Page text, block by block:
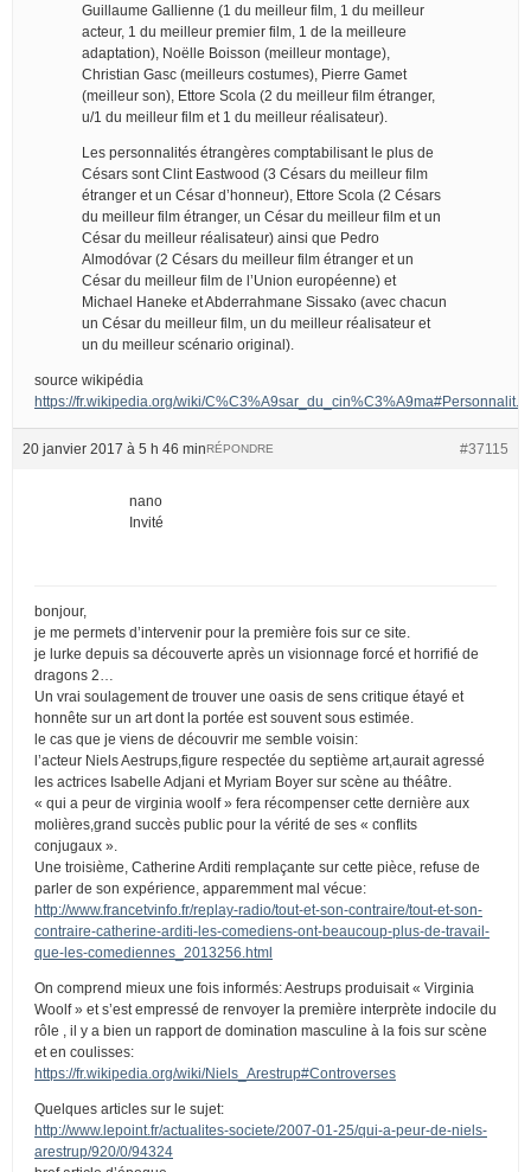
Guillaume Gallienne (1 du meilleur film, 1 du meilleur
acteur, 1 du meilleur premier film, 1 de la meilleure
adaptation), Noëlle Boisson (meilleur montage),
Christian Gasc (meilleurs costumes), Pierre Gamet
(meilleur son), Ettore Scola (2 du meilleur film étranger,
u/1 du meilleur film et 1 du meilleur réalisateur).
Les personnalités étrangères comptabilisant le plus de
Césars sont Clint Eastwood (3 Césars du meilleur film
étranger et un César d’honneur), Ettore Scola (2 Césars
du meilleur film étranger, un César du meilleur film et un
César du meilleur réalisateur) ainsi que Pedro
Almodóvar (2 Césars du meilleur film étranger et un
César du meilleur film de l’Union européenne) et
Michael Haneke et Abderrahmane Sissako (avec chacun
un César du meilleur film, un du meilleur réalisateur et
un du meilleur scénario original).
source wikipédia
https://fr.wikipedia.org/wiki/
20 janvier 2017 à 5 h 46 min #37115
RÉPONDRE
nano
Invité
bonjour,
je me permets d’intervenir pour la première fois sur ce site.
je lurke depuis sa découverte après un visionnage forcé et horrifié de
dragons 2…
Un vrai soulagement de trouver une oasis de sens critique étayé et
honnête sur un art dont la portée est souvent sous estimée.
le cas que je viens de découvrir me semble voisin:
l’acteur Niels Aestrups,figure respectée du septième art,aurait agressé
les actrices Isabelle Adjani et Myriam Boyer sur scène au théâtre.
« qui a peur de virginia woolf » fera récompenser cette dernière aux
molières,grand succès public pour la vérité de ses « conflits
conjugaux ».
Une troisième, Catherine Arditi remplaçante sur cette pièce, refuse de
parler de son expérience, apparemment mal vécue:
http://www.francetvinfo.fr/replay-radio/tout-et-son-contraire/tout-et-son-
contraire-catherine-arditi-les-comediens-ont-beaucoup-plus-de-travail-
que-les-comediennes_2013256.html
On comprend mieux une fois informés: Aestrups produisait « Virginia
Woolf » et s’est empressé de renvoyer la première interprète indocile du
rôle , il y a bien un rapport de domination masculine à la fois sur scène
et en coulisses:
https://fr.wikipedia.org/wiki/Niels_Arestrup#Controverses
Quelques articles sur le sujet:
http://www.lepoint.fr/actualites-societe/2007-01-25/qui-a-peur-de-niels-
arestrup/920/0/94324